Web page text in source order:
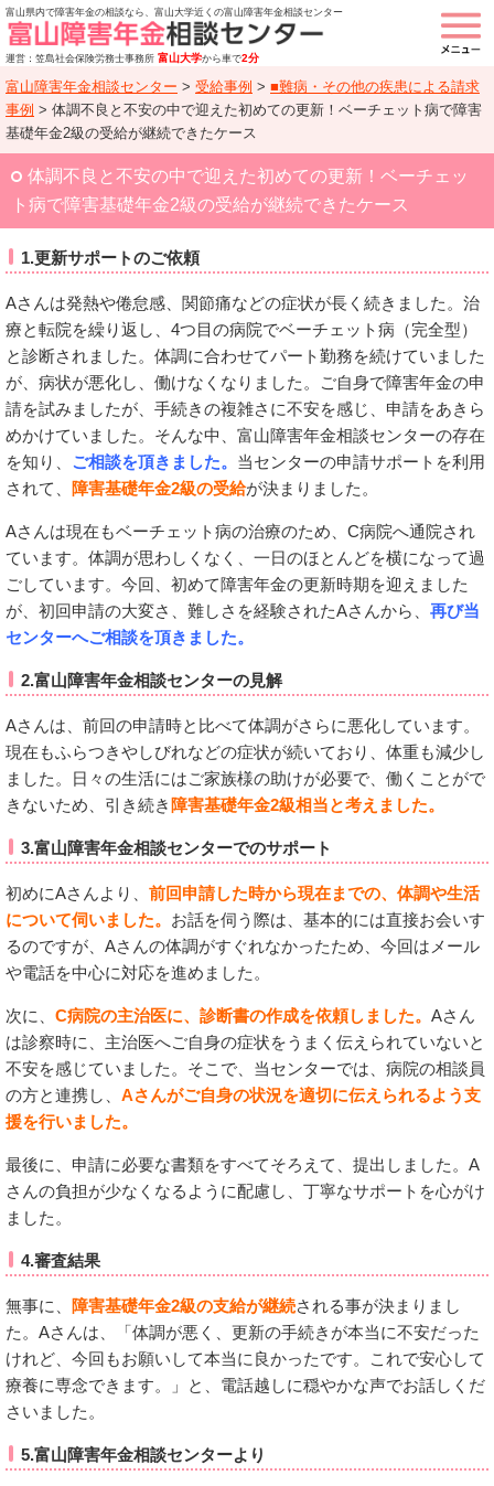
富山県内で障害年金の相談なら、富山大学近くの富山障害年金相談センター
運営：笠島社会保険労務士事務所 富山大学から車で2分
富山障害年金相談センター > 受給事例 > ■難病・その他の疾患による請求
事例 > 体調不良と不安の中で迎えた初めての更新！ベーチェット病で障害
基礎年金2級の受給が継続できたケース
体調不良と不安の中で迎えた初めての更新！ベーチェッ
ト病で障害基礎年金2級の受給が継続できたケース
1.更新サポートのご依頼
Aさんは発熱や倦怠感、関節痛などの症状が長く続きました。治
療と転院を繰り返し、4つ目の病院でベーチェット病（完全型）
と診断されました。体調に合わせてパート勤務を続けていました
が、病状が悪化し、働けなくなりました。ご自身で障害年金の申
請を試みましたが、手続きの複雑さに不安を感じ、申請をあきら
めかけていました。そんな中、富山障害年金相談センターの存在
を知り、 ご相談を頂きました。 当センターの申請サポートを利用
されて、
障害基礎年金2級の受給が決まりました。
Aさんは現在もベーチェット病の治療のため、C病院へ通院され
ています。体調が思わしくなく、一日のほとんどを横になって過
ごしています。今回、初めて障害年金の更新時期を迎えました
が、初回申請の大変さ、難しさを経験されたAさんから、 再び当
センターへご相談を頂きました。
2.富山障害年金相談センターの見解
Aさんは、前回の申請時と比べて体調がさらに悪化しています。
現在もふらつきやしびれなどの症状が続いており、体重も減少し
ました。日々の生活にはご家族様の助けが必要で、働くことがで
きないため、引き続き 障害基礎年金2級相当と考えました。
3.富山障害年金相談センターでのサポート
初めにAさんより、 前回申請した時から現在までの、体調や生活
について伺いました。 お話を伺う際は、基本的には直接お会いす
るのですが、Aさんの体調がすぐれなかったため、今回はメール
や電話を中心に対応を進めました。
次に、 C病院の主治医に、診断書の作成を依頼しました。 Aさん
は診察時に、主治医へご自身の症状をうまく伝えられていないと
不安を感じていました。そこで、当センターでは、病院の相談員
の方と連携し、 Aさんがご自身の状況を適切に伝えられるよう支
援を行いました。
最後に、申請に必要な書類をすべてそろえて、提出しました。A
さんの負担が少なくなるように配慮し、丁寧なサポートを心がけ
ました。
4.審査結果
無事に、 障害基礎年金2級の支給が継続される事が決まりまし
た。Aさんは、「体調が悪く、更新の手続きが本当に不安だった
けれど、今回もお願いして本当に良かったです。これで安心して
療養に専念できます。」と、電話越しに穏やかな声でお話しくだ
さいました。
5.富山障害年金相談センターより